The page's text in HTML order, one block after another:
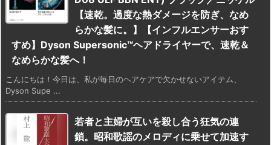
【速乾。過度な熱ダメージを防ぎ、なめ
らかな髪に。】【インフルエンサーおす
すめ】Dyson Supersonic™ヘアドライヤーで、速乾＆
なめらかな髪へ！
こんにちは！今日は、私が毎日のヘアケアで欠かせないアイテム、
Dyson Supe ...
若者と主婦が互いを殺し合う狂気の連
鎖。昭和歌謡のメロディに乗せて加速す